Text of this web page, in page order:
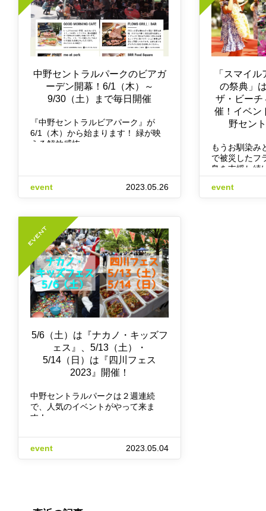
中野セントラルパークのビアガ
ーデン開幕！6/1（木）～
9/30（土）まで毎日開催
『中野セントラルビアパーク』が
6/1（木）から始まります！ 緑が映
える解放感抜…
event 2023.05.26
「スマイ
の祭典」
ザ・ビーチ
催！イベン
野セン
もうお馴染み
で被災したフ
島を支援し続
event
5/6（土）は『ナカノ・キッズフ
ェス』、5/13（土）・
5/14（日）は『四川フェス
2023』開催！
中野セントラルパークは２週連続
で、人気のイベントがやって来ま
す！ …
event 2023.05.04